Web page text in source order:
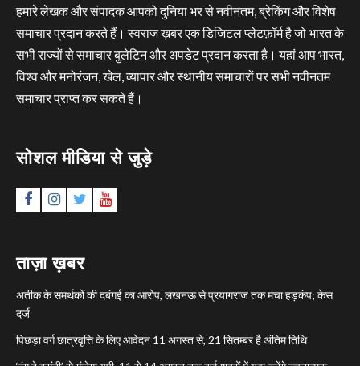
हमारे लेखक और संपादक आपको दुनिया भर से नवीनतम, ब्रेकिंग और विशेष
समाचार प्रदान करते हैं। स्वराज ख़बर एक डिजिटल प्लेटफ़ॉर्म है जो भारत के
सभी राज्यों से समाचार बुलेटिन और अपडेट प्रदान करता है। यहां आप भारत,
विश्व और मनोरंजन, खेल, व्यापार और स्थानीय समाचारों पर सभी नवीनतम
समाचार प्राप्त कर सकते हैं।
सोशल मीडिया से जुड़े
FacebookInstagram
TwitterYouTube
ताज़ा ख़बर
अतीक के समर्थकों की दबंगई का आरोप, लखनऊ से प्रयागराज तक मचा हड़कंप; केस
दर्ज
पिछड़ा वर्ग छात्रवृत्ति के लिए आवेदन 11 अगस्त से, 21 सितम्बर है अंतिम तिथि